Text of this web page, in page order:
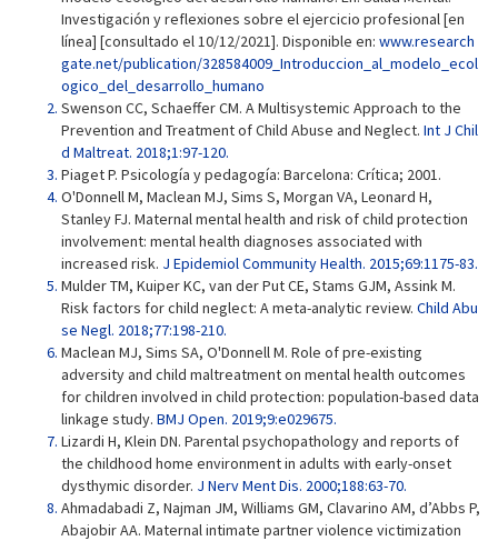
Investigación y reflexiones sobre el ejercicio profesional [en
línea] [consultado el 10/12/2021]. Disponible en: www.research
gate.net/publication/328584009_Introduccion_al_modelo_ecol
ogico_del_desarrollo_humano
Swenson CC, Schaeffer CM. A Multisystemic Approach to the
Prevention and Treatment of Child Abuse and Neglect. Int J Chil
d Maltreat. 2018;1:97-120.
Piaget P. Psicología y pedagogía: Barcelona: Crítica; 2001.
O'Donnell M, Maclean MJ, Sims S, Morgan VA, Leonard H,
Stanley FJ. Maternal mental health and risk of child protection
involvement: mental health diagnoses associated with
increased risk. J Epidemiol Community Health. 2015;69:1175-83.
Mulder TM, Kuiper KC, van der Put CE, Stams GJM, Assink M.
Risk factors for child neglect: A meta-analytic review. Child Abu
se Negl. 2018;77:198-210.
Maclean MJ, Sims SA, O'Donnell M. Role of pre-existing
adversity and child maltreatment on mental health outcomes
for children involved in child protection: population-based data
linkage study. BMJ Open. 2019;9:e029675.
Lizardi H, Klein DN. Parental psychopathology and reports of
the childhood home environment in adults with early-onset
dysthymic disorder. J Nerv Ment Dis. 2000;188:63-70.
Ahmadabadi Z, Najman JM, Williams GM, Clavarino AM, d’Abbs P,
Abajobir AA. Maternal intimate partner violence victimization